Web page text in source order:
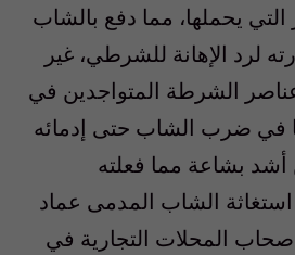
يحملها، مما دفع بالشاب
لرد الإهانة للشرطي، غير
الشرطة المتواجدين في
في ضرب الشاب حتى إدمائه
بشاعة مما فعلته
الشاب المدمى عماد
المحلات التجارية في